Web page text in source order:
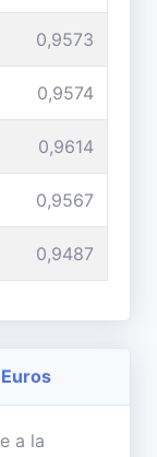
0,9573
0,9574
0,9614
0,9567
0,9487
a la